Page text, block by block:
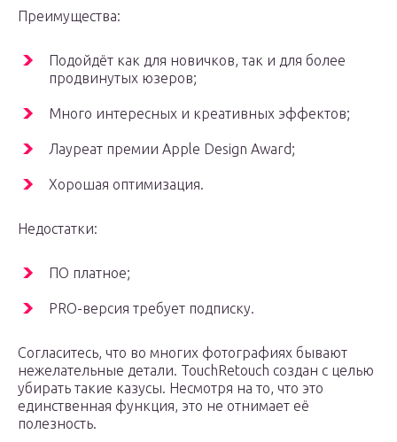
Преимущества:
Подойдёт как для новичков, так и для более
продвинутых юзеров;
Много интересных и креативных эффектов;
Лауреат премии Apple Design Award;
Хорошая оптимизация.
Недостатки:
ПО платное;
PRO-версия требует подписку.
Согласитесь, что во многих фотографиях бывают
нежелательные детали. TouchRetouch создан с целью
убирать такие казусы. Несмотря на то, что это
единственная функция, это не отнимает её
полезность.